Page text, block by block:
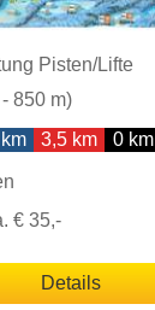
Pisten/Lifte
- 850 m)
3,5 km 0 km
€ 35,-
Details